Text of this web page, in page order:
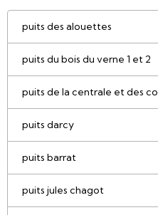
puits des alouettes
puits du bois du verne 1 et 2
puits de la centrale et des co
puits darcy
puits barrat
puits jules chagot